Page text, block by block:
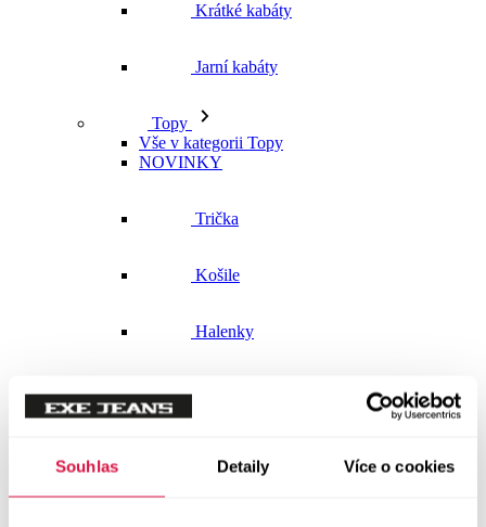
Souhlas Detaily Více o cookies
Krátké kabáty
Jarní kabáty
Topy
Vše v kategorii Topy
NOVINKY
Trička
Košile
Halenky
Vše v kategorii Svetry a mikiny